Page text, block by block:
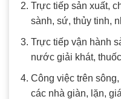
Trực tiếp sản xuất,
sành, sứ, thủy tinh,
Trực tiếp vận hành
nước giải khát,
Công việc trên
các nhà giàn, lặn,